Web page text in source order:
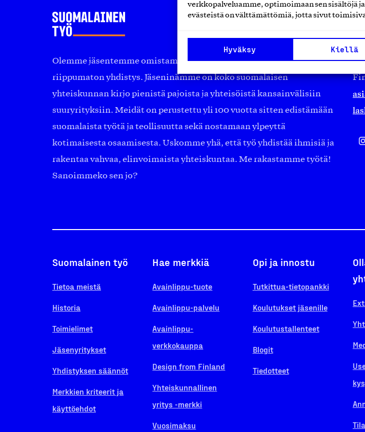
verkkopalveluamme, optimoimaan sen sisältöjä
evästeistä on välttämättömiä, jotta sivut
Hyväksy Kiellä
Olemme jäsentemme omistama puolueeton, työmarkkinajärjestöistä
riippumaton yhdistys. Jäseninämme on koko suomalaisen
yhteiskunnan kirjo pienistä pajoista ja yhteisöistä kansainvälisiin
suuryrityksiin. Meidät on perustettu yli 100 vuotta sitten edistämään
suomalaista työtä ja teollisuutta sekä nostamaan ylpeyttä
kotimaisesta osaamisesta. Uskomme yhä, että työ yhdistää ihmisiä ja
rakentaa vahvaa, elinvoimaista yhteiskuntaa. Me rakastamme työtä!
Sanoimmeko sen jo?
Suomalainen työ
Tietoa meistä
Historia
Toimielimet
Jäsenyritykset
Yhdistyksen säännöt
Merkkien kriteerit ja
käyttöehdot
Hae merkkiä
Avainlippu-tuote
Avainlippu-palvelu
Avainlippu-
verkkokauppa
Design from Finland
Yhteiskunnallinen
yritys -merkki
Vuosimaksu
Opi ja innostu
Tutkittua-tietopankki
Koulutukset jäsenille
Koulutustallenteet
Blogit
Tiedotteet